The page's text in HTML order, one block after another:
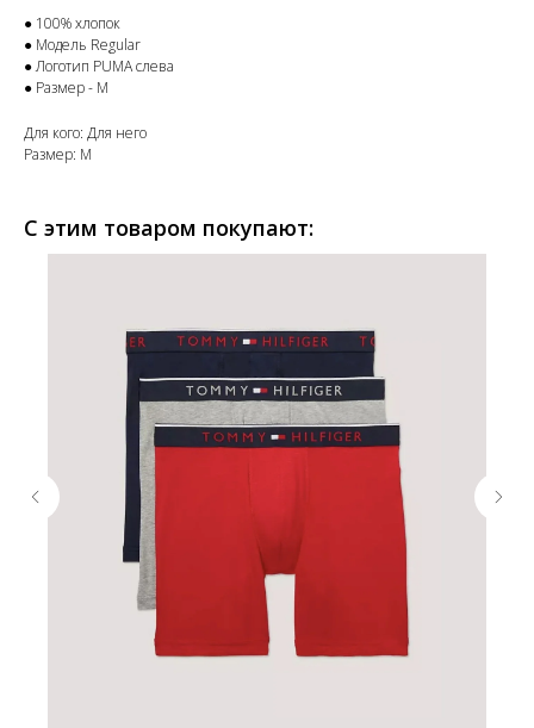
● 100% хлопок
● Модель Regular
● Логотип PUMA слева
● Размер - M
Для кого: Для него
Размер: M
С этим товаром покупают: